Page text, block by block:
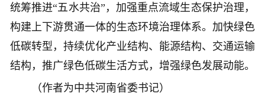
统筹推进“五水共治”，加强重点流域生态保护治理，
构建上下游贯通一体的生态环境治理体系。加快绿色
低碳转型，持续优化产业结构、能源结构、交通运输
结构，推广绿色低碳生活方式，增强绿色发展动能。
（作者为中共河南省委书记）